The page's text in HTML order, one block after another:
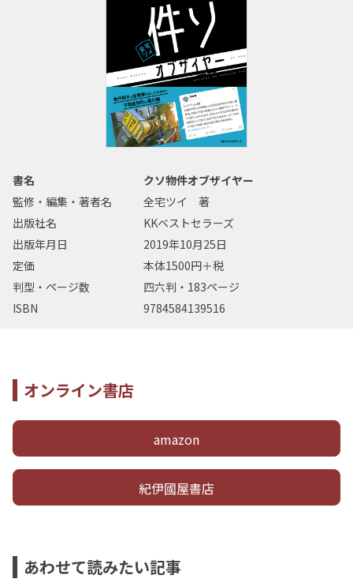
書名
クソ物件オブザイヤー
監修・編集・著者名
全宅ツイ 著
出版社名
KKベストセラーズ
出版年月日
2019年10月25日
定価
本体1500円＋税
判型・ページ数
四六判・183ページ
ISBN
9784584139516
オンライン書店
amazon
紀伊國屋書店
あわせて読みたい記事